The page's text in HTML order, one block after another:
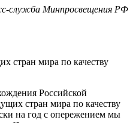
служба Минпросвещения РФ
стран мира по качеству
Российской
стран мира по качеству
на год с опережением мы